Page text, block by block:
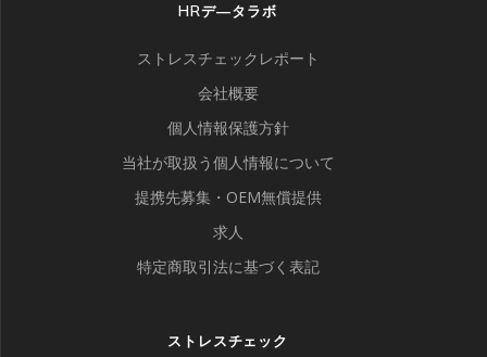
HRデ―タラボ
ストレスチェックレポート
会社概要
個人情報保護方針
当社が取扱う個人情報について
提携先募集・OEM無償提供
求人
特定商取引法に基づく表記
ストレスチェック